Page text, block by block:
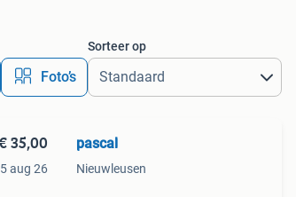
Foto’s
Sorteer op
35,00
5 aug 26
pascal
Nieuwleusen